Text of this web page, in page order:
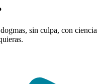
sin culpa, con ciencia